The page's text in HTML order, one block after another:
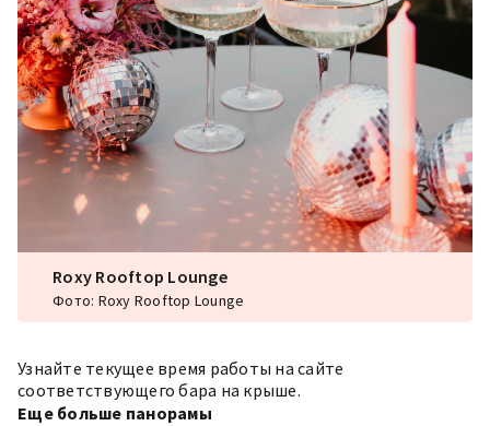
Roxy Rooftop Lounge
Фото: Roxy Rooftop Lounge
Узнайте текущее время работы на сайте
соответствующего бара на крыше.
Eщe бoльше панорамы